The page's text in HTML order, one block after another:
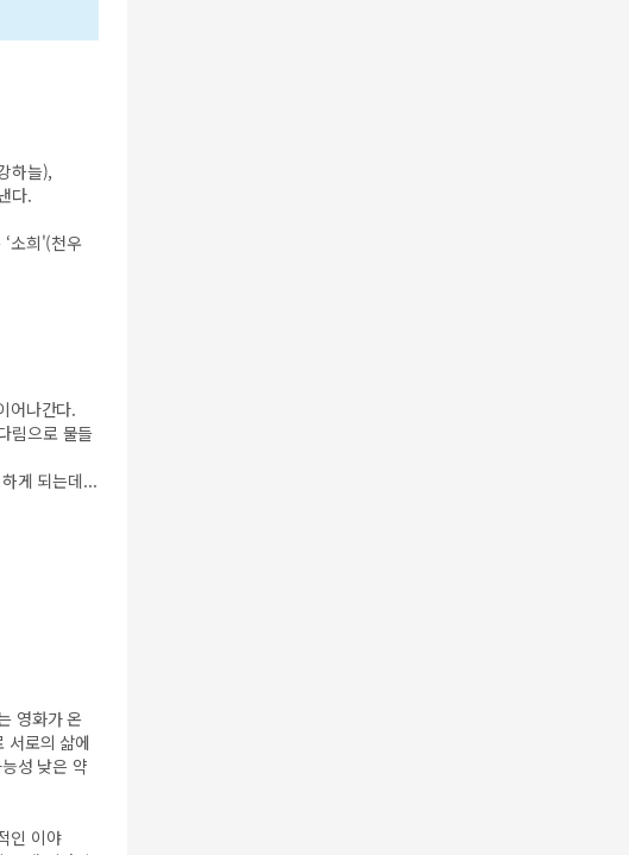
하늘),
다.
소희'(천우
어나간다.
림으로 물들
게 되는데...
영화가 온
서로의 삶에
성 낮은 약
인 이야